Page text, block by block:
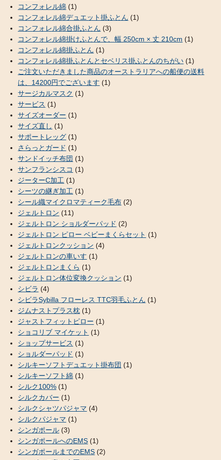
コンフォレル綿 (1)
コンフォレル綿デュエット掛ふとん (1)
コンフォレル綿合掛ふとん (3)
コンフォレル綿掛けふとんで、幅 250cm × 丈 210cm (1)
コンフォレル綿掛ふとん (1)
コンフォレル綿掛ふとんとセベリス掛ふとんのちがい (1)
ご注文いただきました商品のオーストラリアへの船便の送料
は、14200円でございます (1)
サージカルマスク (1)
サービス (1)
サイズオーダー (1)
サイズ直し (1)
サポートレッグ (1)
さらっとガード (1)
サンドイッチ布団 (1)
サンフランシスコ (1)
ジーターC加工 (1)
シーツの継ぎ加工 (1)
シール織マイクロマティーク毛布 (2)
ジェルトロン (11)
ジェルトロン ショルダーパッド (2)
ジェルトロン ピロー ベビーまくらセット (1)
ジェルトロンクッション (4)
ジェルトロンの車いす (1)
ジェルトロンまくら (1)
ジェルトロン体位変換クッション (1)
シビラ (4)
シビラSybilla フローレス TTC羽毛ふとん (1)
ジムナストプラス枕 (1)
ジャストフィットピロー (1)
ショコリブ マイケット (1)
ショップサービス (1)
ショルダーパッド (1)
シルキーソフトデュエット掛布団 (1)
シルキーソフト綿 (1)
シルク100% (1)
シルクカバー (1)
シルクシャツパジャマ (4)
シルクパジャマ (1)
シンガポール (3)
シンガポールへのEMS (1)
シンガポールまでのEMS (2)